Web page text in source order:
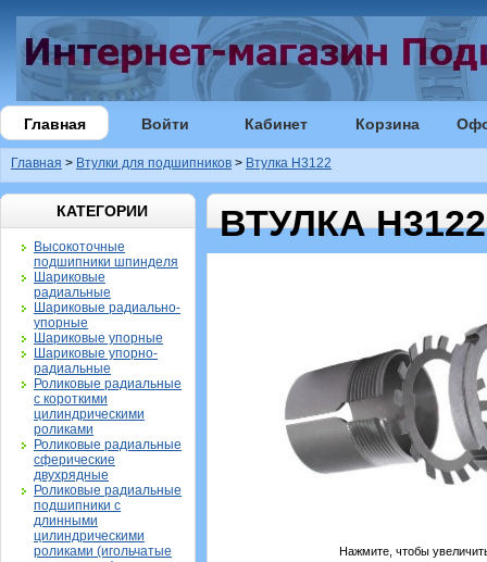
Главная Войти Кабинет Корзина
Главная > Втулки для подшипников > Втулка H3122
КАТЕГОРИИ
Высокоточные
подшипники шпинделя
Шариковые
радиальные
Шариковые радиально-
упорные
Шариковые упорные
Шариковые упорно-
радиальные
Роликовые радиальные
с короткими
цилиндрическими
роликами
Роликовые радиальные
сферические
двухрядные
Роликовые радиальные
подшипники с
длинными
цилиндрическими
роликами (игольчатые
ВТУЛКА H3122
Нажмите, чтобы